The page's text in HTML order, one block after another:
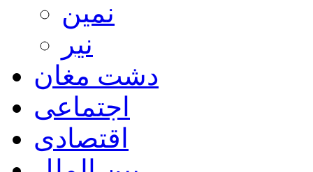
نمین
نیر
دشت مغان
اجتماعی
اقتصادی